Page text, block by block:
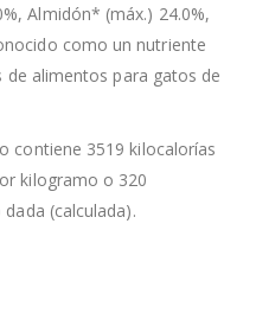
Almidón* (máx.) 24.0%,
como un nutriente
de alimentos para gatos de
contiene 3519 kilocalorías
kilogramo o 320
(calculada).